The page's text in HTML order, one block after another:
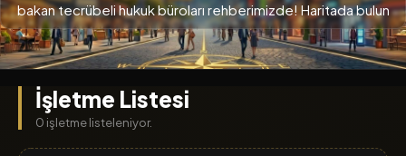
bakan tecrübeli hukuk büroları rehberimizde! Haritada bulun
İşletme Listesi
0 işletme listeleniyor.